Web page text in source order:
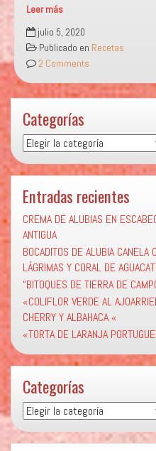
Leer más
“PECHUGAS
LAVANDA”
julio 5, 2020
Publicado en Recetas
2 Comments
Categorías
Categorías
Entradas recientes
CREMA DE ALUBIAS EN
ANTIGUA
BOCADITOS DE ALUBIA CANELA
LÁGRIMAS Y CORAL DE
“BITOQUES DE TIERRA DE
«COLIFLOR VERDE AL
CHERRY Y ALBAHACA «
«TORTA DE LARANJA
Categorías
Categorías